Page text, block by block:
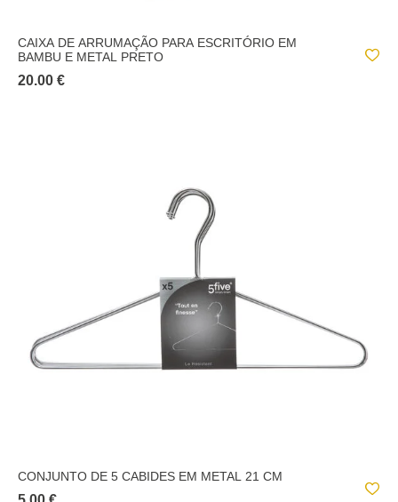
CAIXA DE ARRUMAÇÃO PARA ESCRITÓRIO EM
BAMBU E METAL PRETO
20.00 €
CONJUNTO DE 5 CABIDES EM METAL 21 CM